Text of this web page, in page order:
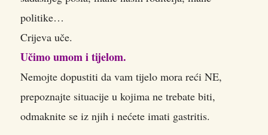
politike…
Crijeva uče.
Učimo umom i tijelom.
Nemojte dopustiti da vam tijelo mora reći NE,
prepoznajte situacije u kojima ne trebate biti,
odmaknite se iz njih i nećete imati gastritis.